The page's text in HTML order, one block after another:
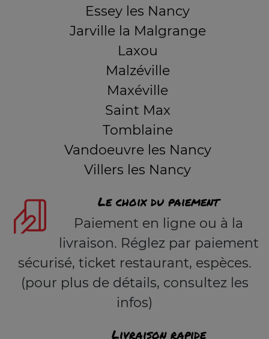
Essey les Nancy
Jarville la Malgrange
Laxou
Malzéville
Maxéville
Saint Max
Tomblaine
Vandoeuvre les Nancy
Villers les Nancy
Le choix du paiement
Paiement en ligne ou à la
livraison. Réglez par paiement
sécurisé, ticket restaurant, espèces.
(pour plus de détails, consultez les
infos)
Livraison rapide